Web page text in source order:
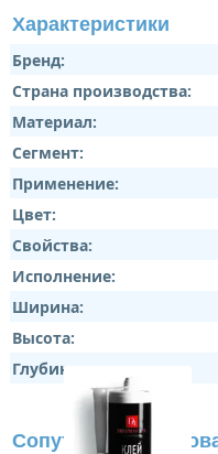
Характеристики
Бренд:
Страна производства:
Материал:
Сегмент:
Применение:
Цвет:
Свойства:
Исполнение:
Ширина:
Высота:
Глубина:
Сопутствующие